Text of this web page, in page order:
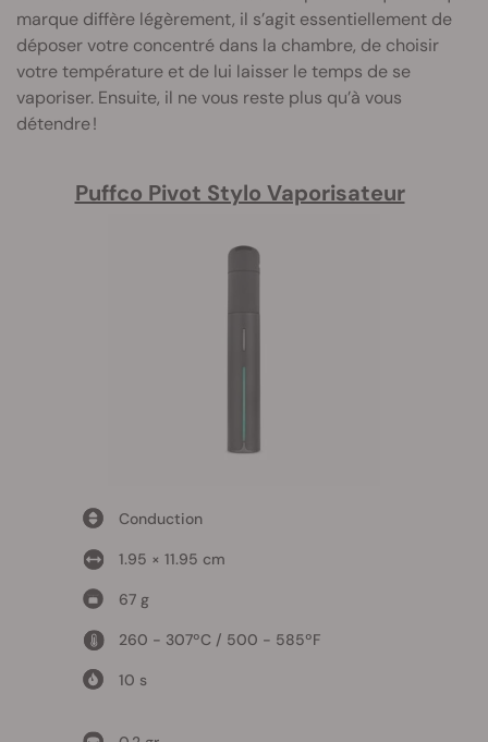
marque diffère légèrement, il s’agit essentiellement de
déposer votre concentré dans la chambre, de choisir
votre température et de lui laisser le temps de se
vaporiser. Ensuite, il ne vous reste plus qu’à vous
détendre !
Puffco Pivot Stylo Vaporisateur
Conduction
1.95 × 11.95 cm
67 g
260 - 307ºC / 500 - 585ºF
10 s